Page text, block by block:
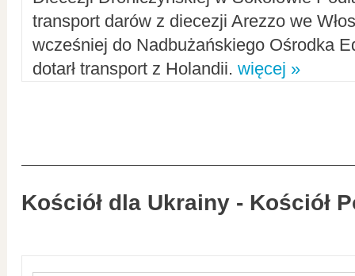
transport darów z diecezji Arezzo we
wcześniej do Nadbużańskiego Ośrodka
dotarł transport z Holandii. więcej »
Kościół dla Ukrainy - Kościół